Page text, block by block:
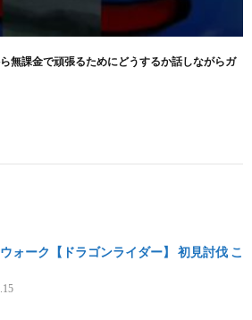
ォーク【ドラゴンライダー】 初見討伐 こ